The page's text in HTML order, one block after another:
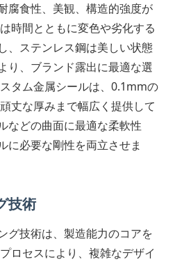
腐食性、美観、構造的強度が
時間とともに変色や劣化する
、ステンレス鋼は美しい状態
り、ブランド露出に最適な選
タム金属シールは、0.1mmの
丈な厚みまで幅広く提供して
などの曲面に最適な柔軟性
に必要な剛性を両立させま
技術
グ技術は、製造能力のコアを
ロセスにより、複雑なデザイ